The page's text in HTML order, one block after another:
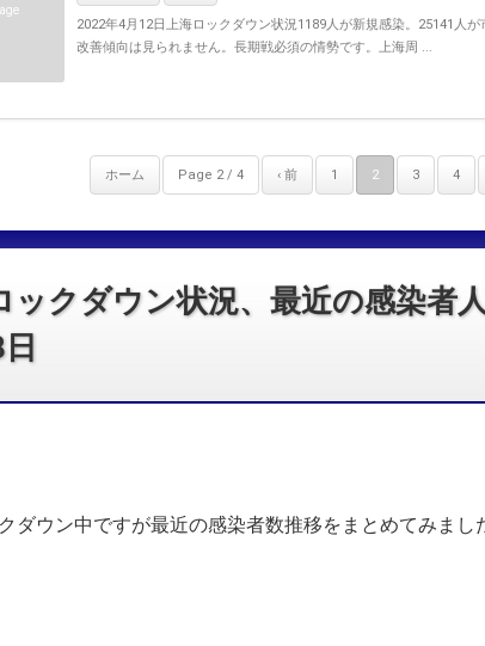
2022年4月12日上海ロックダウン状況1189人が新規感染。25141人
改善傾向は見られません。長期戦必須の情勢です。上海周 ...
ホーム Page 2 / 4 ‹ 前 1 2 3 4
ックダウン状況、最近の感染者
ダウン中ですが最近の感染者数推移をまとめてみまし